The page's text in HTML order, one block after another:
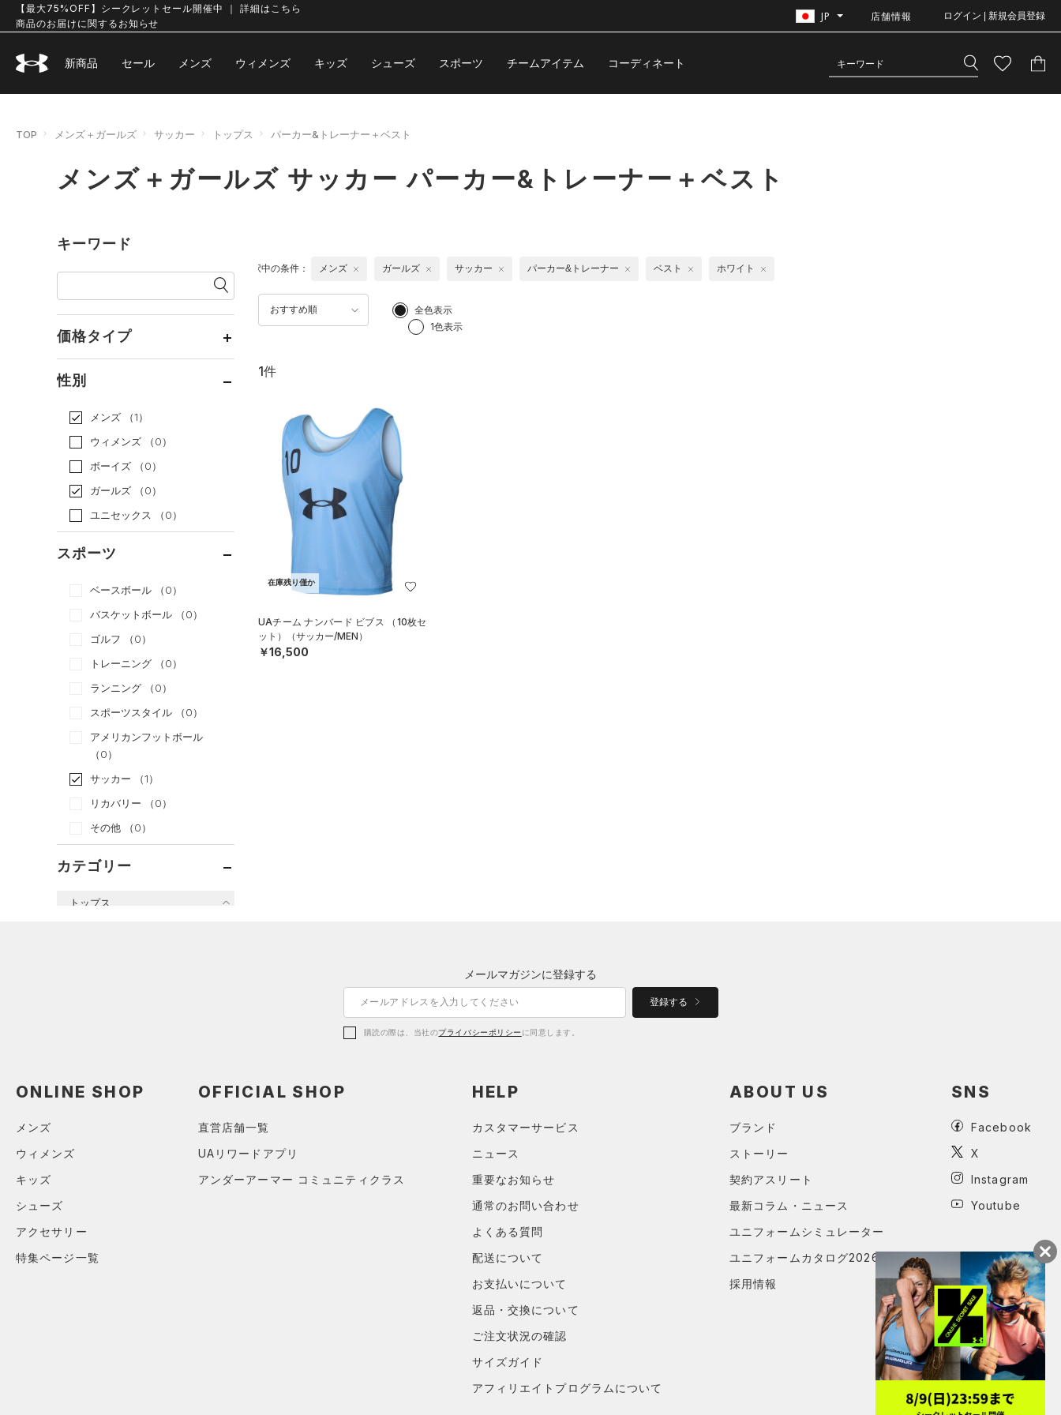
【最大75%OFF】シークレットセール開催中 ｜ 詳細はこちら
商品のお届けに関するお知らせ
JP 店舗情報 ログイン | 新規会員登録
新商品 セール メンズ ウィメンズ キッズ シューズ スポーツ チームアイテム コーディネート
TOP メンズ＋ガールズ サッカー トップス パーカー&トレーナー＋ベスト
メンズ＋ガールズ サッカー パーカー&トレーナー＋ベスト
キーワード
価格タイプ
性別
メンズ
（1）
ウィメンズ
（0）
ボーイズ
（0）
ガールズ
（0）
ユニセックス
（0）
スポーツ
ベースボール
（0）
バスケットボール
（0）
ゴルフ
（0）
トレーニング
（0）
ランニング
（0）
スポーツスタイル
（0）
アメリカンフットボール
（0）
サッカー
（1）
リカバリー
（0）
その他
（0）
カテゴリー
トップス
パーカー&トレーナー （0）
おすすめ順
全色表示
1色表示
選択中の条件： メンズ ガールズ サッカー パーカー&トレーナー ベスト ホワイト
1件
在庫残り僅か
UAチーム ナンバード ビブス （10枚セ
ット）（サッカー/MEN）
￥16,500
メールマガジンに登録する
登録する
購読の際は、当社のプライバシーポリシー に同意します。
ONLINE SHOP
メンズ
ウィメンズ
キッズ
シューズ
アクセサリー
特集ページ一覧
OFFICIAL SHOP
直営店舗一覧
UAリワードアプリ
アンダーアーマー コミュニティクラス
HELP
カスタマーサービス
ニュース
重要なお知らせ
通常のお問い合わせ
よくある質問
配送について
お支払いについて
返品・交換について
ご注文状況の確認
サイズガイド
アフィリエイトプログラムについて
ABOUT US
ブランド
ストーリー
契約アスリート
最新コラム・ニュース
ユニフォームシミュレーター
ユニフォームカタログ2026
採用情報
SNS
Facebook
X
Instagram
Youtube